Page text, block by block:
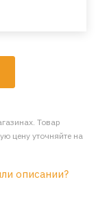
Товар
цену уточняйте на
описании?